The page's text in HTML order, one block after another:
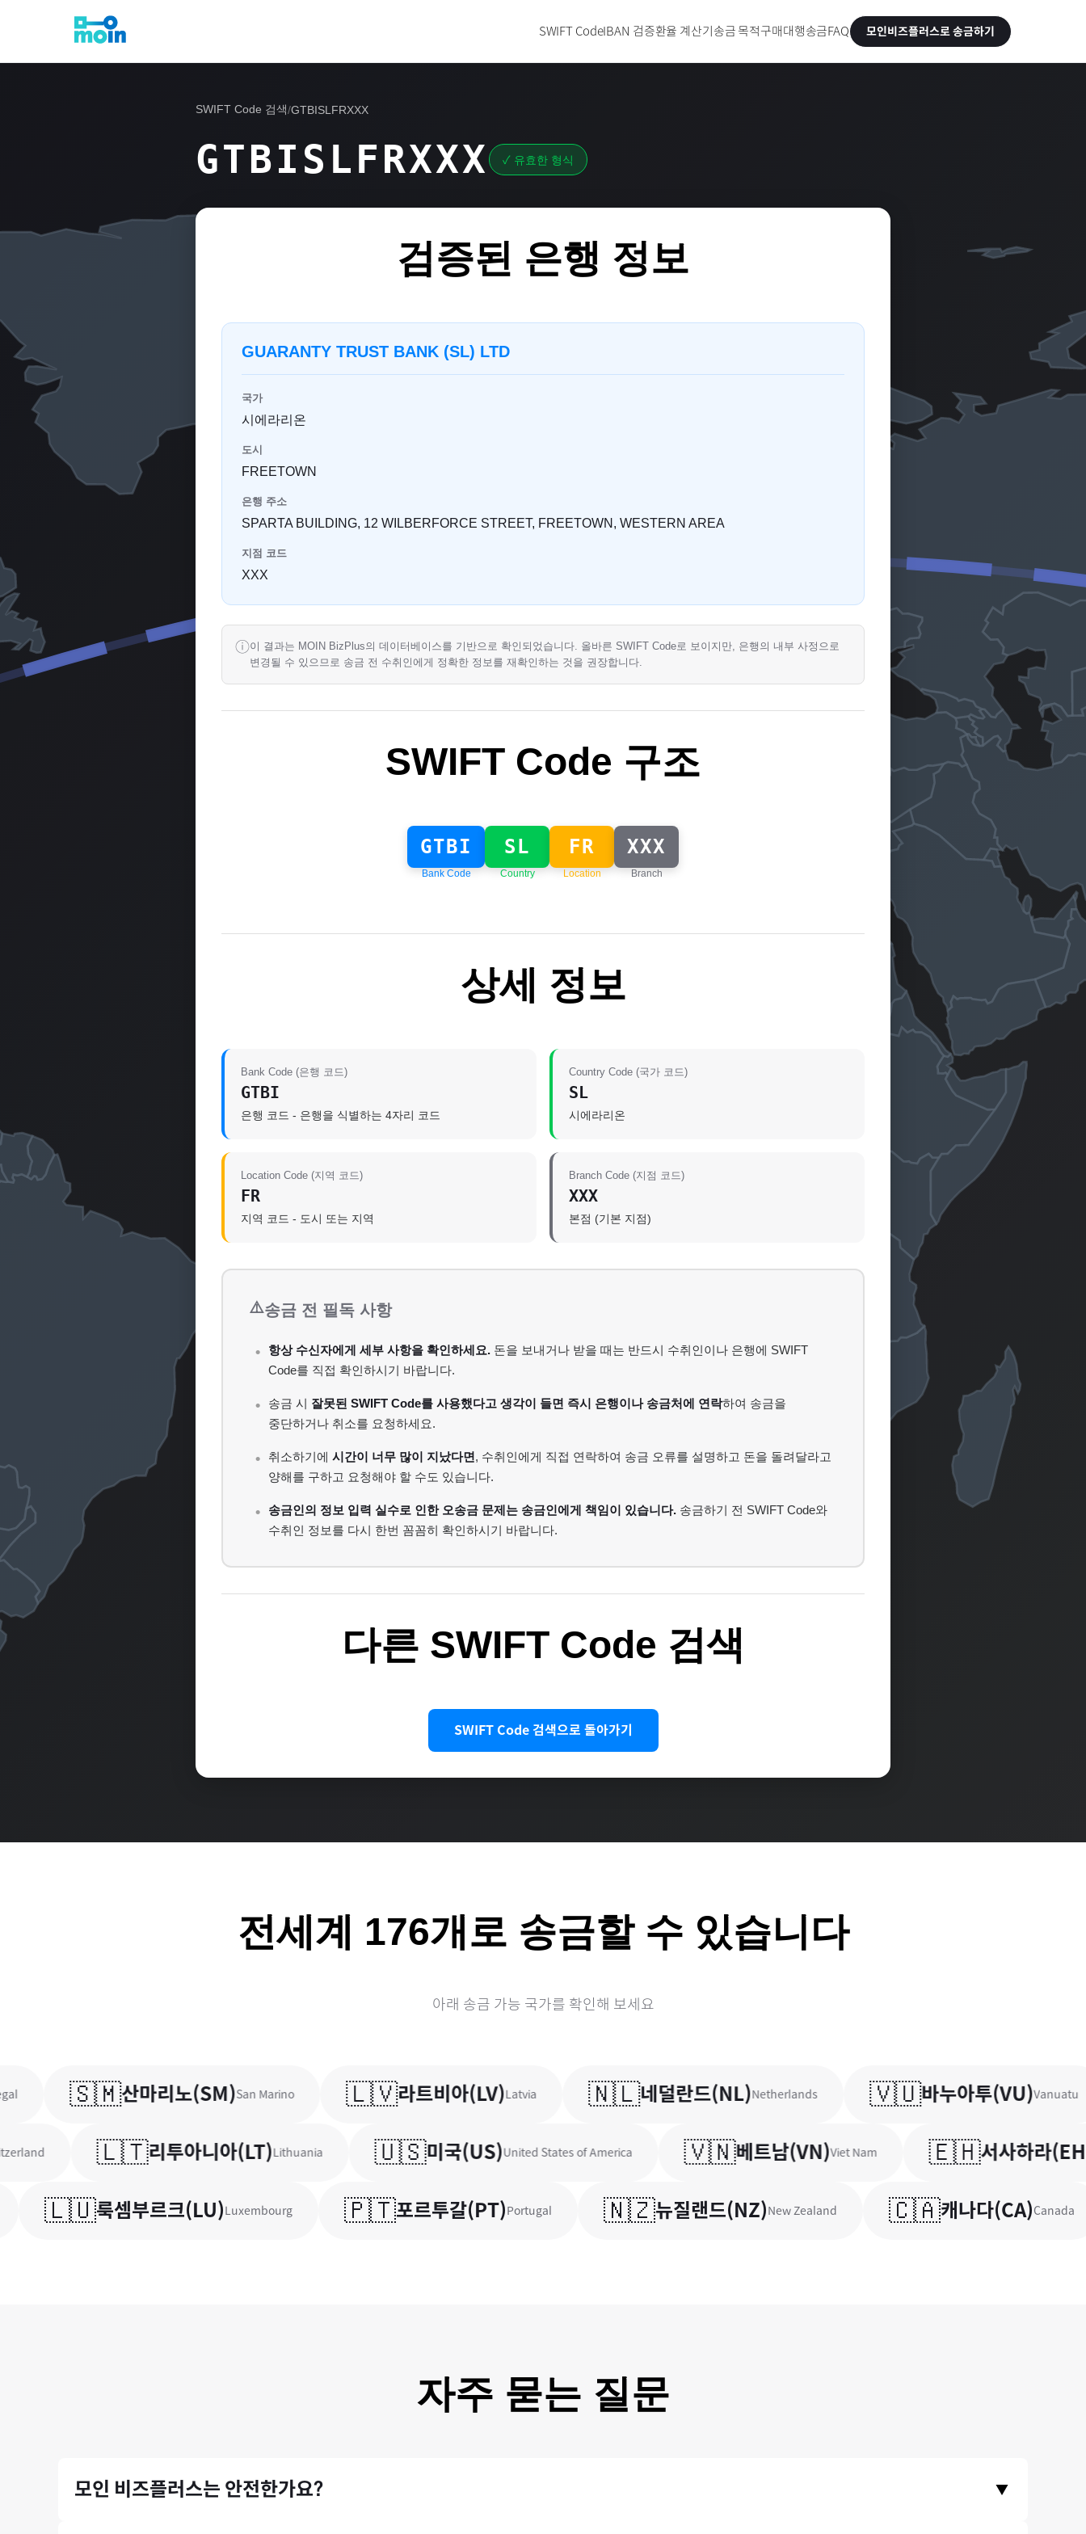
SWIFT CodeIBAN 검증환율 계산기송금 목적구매대행송금FAQ 모인비즈플러스로 송금하기
SWIFT Code 검색/GTBISLFRXXX
GTBISLFRXXX ✓ 유효한 형식
검증된 은행 정보
GUARANTY TRUST BANK (SL) LTD
국가
시에라리온
도시
FREETOWN
은행 주소
SPARTA BUILDING, 12 WILBERFORCE STREET, FREETOWN, WESTERN AREA
지점 코드
XXX
ⓘ이 결과는 MOIN BizPlus의 데이터베이스를 기반으로 확인되었습니다. 올바른 SWIFT Code로 보이지만, 은행의 내부 사정으로
변경될 수 있으므로 송금 전 수취인에게 정확한 정보를 재확인하는 것을 권장합니다.
SWIFT Code 구조
GTBI
Bank Code
SL
Country
FR
Location
XXX
Branch
상세 정보
Bank Code (은행 코드)
GTBI
은행 코드 - 은행을 식별하는 4자리 코드
Country Code (국가 코드)
SL
시에라리온
Location Code (지역 코드)
FR
지역 코드 - 도시 또는 지역
Branch Code (지점 코드)
XXX
본점 (기본 지점)
⚠️송금 전 필독 사항
항상 수신자에게 세부 사항을 확인하세요. 돈을 보내거나 받을 때는 반드시 수취인이나 은행에 SWIFT
Code를 직접 확인하시기 바랍니다.
송금 시 잘못된 SWIFT Code를 사용했다고 생각이 들면 즉시 은행이나 송금처에 연락하여 송금을
중단하거나 취소를 요청하세요.
취소하기에 시간이 너무 많이 지났다면, 수취인에게 직접 연락하여 송금 오류를 설명하고 돈을 돌려달라고
양해를 구하고 요청해야 할 수도 있습니다.
송금인의 정보 입력 실수로 인한 오송금 문제는 송금인에게 책임이 있습니다. 송금하기 전 SWIFT Code와
수취인 정보를 다시 한번 꼼꼼히 확인하시기 바랍니다.
다른 SWIFT Code 검색
SWIFT Code 검색으로 돌아가기
전세계 176개로 송금할 수 있습니다
아래 송금 가능 국가를 확인해 보세요
🇸🇲산마리노(SM)San Marino 🇱🇻라트비아(LV)Latvia 🇳🇱 네덜란드(NL) Netherlands 🇻🇺바누아투(VU)Vanuatu
🇱🇹 리투아니아(LT)Lithuania 🇺🇸 미국(US)United States of America 🇻🇳베트남(VN)Viet Nam 🇪🇭 서사하라(EH)
🇱🇺 룩셈부르크(LU) Luxembourg 🇵🇹 포르투갈(PT) Portugal 🇳🇿 뉴질랜드(NZ) New Zealand 🇨🇦 캐나다(CA)Canada
자주 묻는 질문
모인 비즈플러스는 안전한가요? ▼